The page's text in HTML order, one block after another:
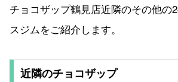
チョコザップ鶴見店近隣のその他の
スジムをご紹介します。
近隣のチョコザップ